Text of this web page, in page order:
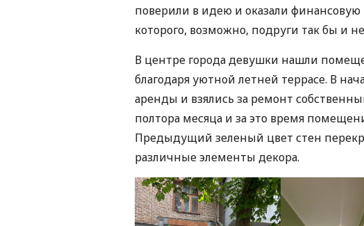
поверили в идею и оказали
которого, возможно, подруги так бы и
В центре города девушки нашли
благодаря уютной летней террасе. В
аренды и взялись за ремонт
полтора месяца и за это время
Предыдущий зеленый цвет стен
различные элементы декора.